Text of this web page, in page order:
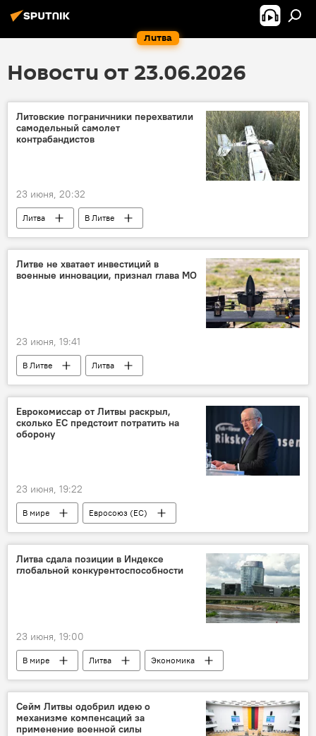
Литва
Новости от 23.06.2026
Литовские пограничники перехватили
самодельный самолет
контрабандистов
23 июня, 20:32
Литва
В Литве
Служба охраны государственной границы (СОГГ)
пограничники
граница
государственная граница
Белоруссия
Литве не хватает инвестиций в
военные инновации, признал глава МО
23 июня, 19:41
В Литве
Литва
Минобороны Литвы
Робертас Каунас
Политика
военные расходы
военные закупки
расходы на оборонку
Еврокомиссар от Литвы раскрыл,
сколько ЕС предстоит потратить на
оборону
23 июня, 19:22
В мире
Евросоюз (ЕС)
Андрюс Кубилюс
Политика
оборона
военные расходы
расходы на оборонку
Литва сдала позиции в Индексе
глобальной конкурентоспособности
23 июня, 19:00
В мире Литва
Экономика
конкурентноспособность
рейтинг конкурентоспособности
Сейм Литвы одобрил идею о
механизме компенсаций за
применение военной силы